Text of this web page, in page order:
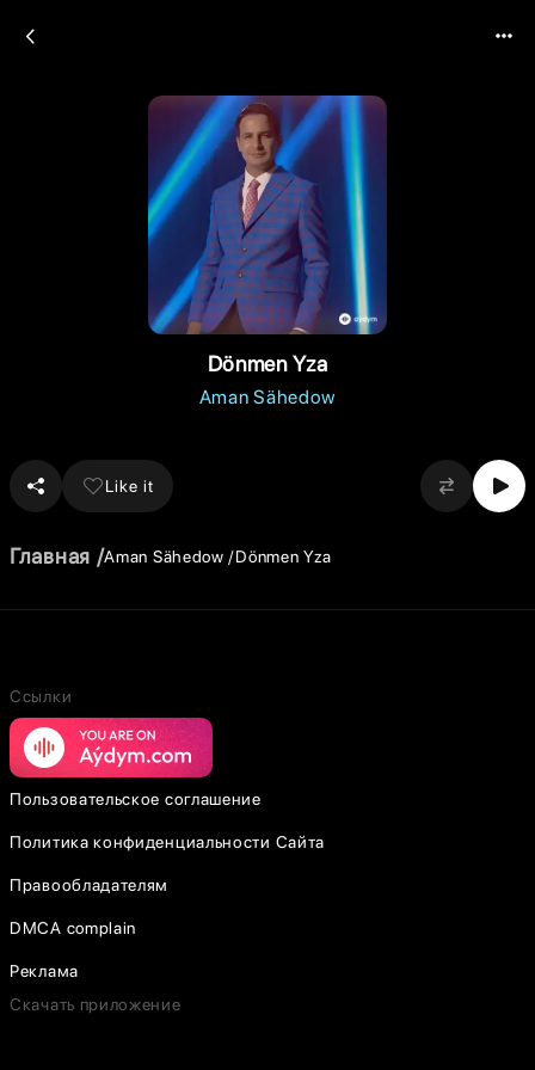
Dönmen Yza
Aman Sähedow
Like it
Главная Aman Sähedow Dönmen Yza
Ссылки
Пользовательское соглашение
Политика конфиденциальности Сайта
Правообладателям
DMCA complain
Реклама
Скачать приложение